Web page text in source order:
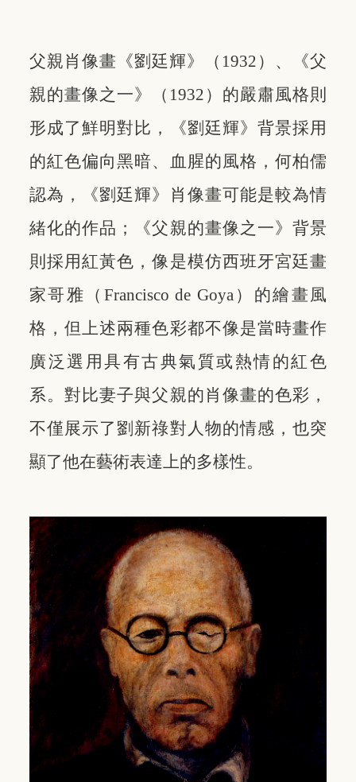
父親肖像畫《劉廷輝》（1932）、《父
親的畫像之一》（1932）的嚴肅風格則
形成了鮮明對比，《劉廷輝》背景採用
的紅色偏向黑暗、血腥的風格，何柏儒
認為，《劉廷輝》肖像畫可能是較為情
緒化的作品；《父親的畫像之一》背景
則採用紅黃色，像是模仿西班牙宮廷畫
家哥雅（Francisco de Goya）的繪畫風
格，但上述兩種色彩都不像是當時畫作
廣泛選用具有古典氣質或熱情的紅色
系。對比妻子與父親的肖像畫的色彩，
不僅展示了劉新祿對人物的情感，也突
顯了他在藝術表達上的多樣性。